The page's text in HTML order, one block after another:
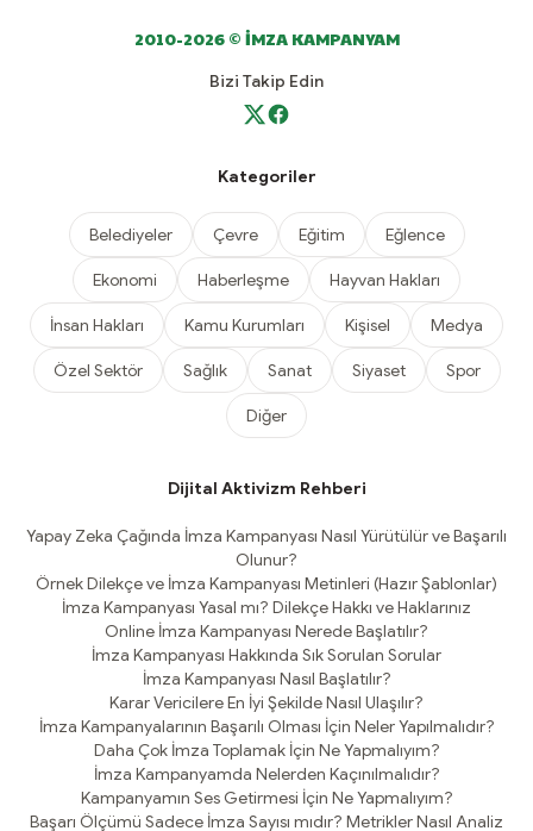
2010-2026 © İMZA KAMPANYAM
Bizi Takip Edin
Kategoriler
Belediyeler Çevre Eğitim Eğlence
Ekonomi Haberleşme Hayvan Hakları
İnsan Hakları Kamu Kurumları Kişisel Medya
Özel Sektör Sağlık Sanat Siyaset Spor
Diğer
Dijital Aktivizm Rehberi
Yapay Zeka Çağında İmza Kampanyası Nasıl Yürütülür ve Başarılı
Olunur?
Örnek Dilekçe ve İmza Kampanyası Metinleri (Hazır Şablonlar)
İmza Kampanyası Yasal mı? Dilekçe Hakkı ve Haklarınız
Online İmza Kampanyası Nerede Başlatılır?
İmza Kampanyası Hakkında Sık Sorulan Sorular
İmza Kampanyası Nasıl Başlatılır?
Karar Vericilere En İyi Şekilde Nasıl Ulaşılır?
İmza Kampanyalarının Başarılı Olması İçin Neler Yapılmalıdır?
Daha Çok İmza Toplamak İçin Ne Yapmalıyım?
İmza Kampanyamda Nelerden Kaçınılmalıdır?
Kampanyamın Ses Getirmesi İçin Ne Yapmalıyım?
Başarı Ölçümü Sadece İmza Sayısı mıdır? Metrikler Nasıl Analiz